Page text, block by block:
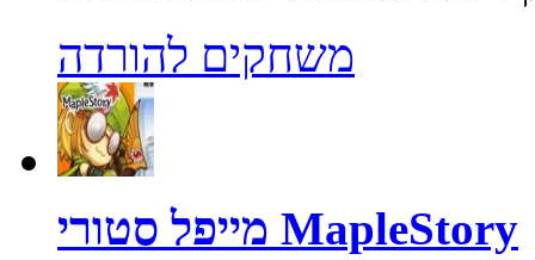
משחקים להורדה
מייפל סטורי MapleStory